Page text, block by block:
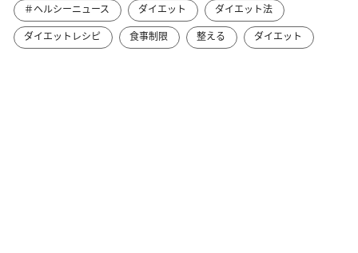
＃ヘルシーニュース ダイエット
ダイエット法
ダイエットレシピ
食事制限 整える ダイエット